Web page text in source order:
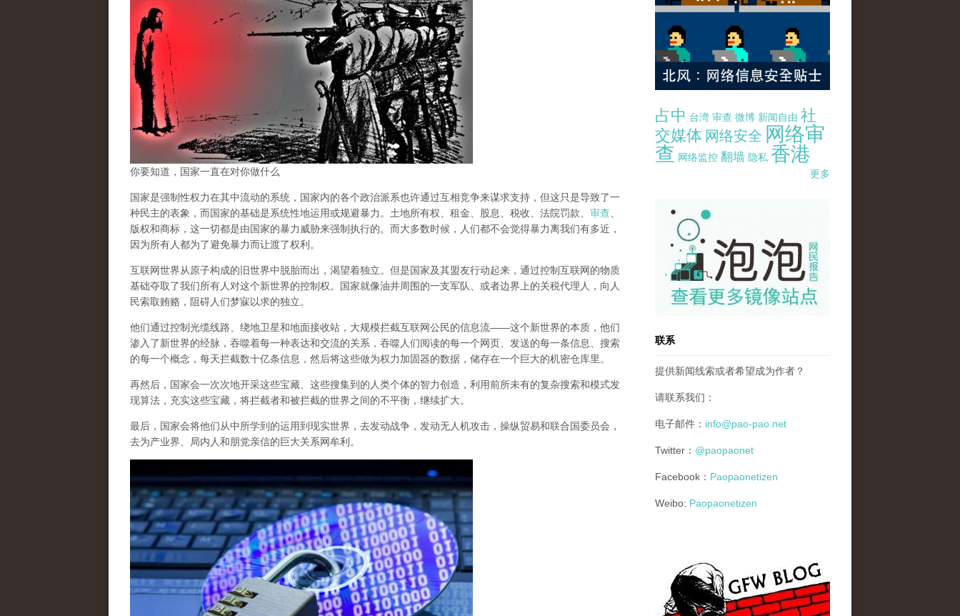
你要知道，国家一直在对你做什么
国家是强制性权力在其中流动的系统，国家内的各个政治派系也许通过互相竞争来谋求支持，但这只是导致了一
种民主的表象，而国家的基础是系统性地运用或规避暴力。土地所有权、租金、股息、税收、法院罚款、 审查
版权和商标，这一切都是由国家的暴力威胁来强制执行的。而大多数时候，人们都不会觉得暴力离我们有多近，
因为所有人都为了避免暴力而让渡了权利。
互联网世界从原子构成的旧世界中脱胎而出，渴望着独立。但是国家及其盟友行动起来，通过控制互联网的物质
基础夺取了我们所有人对这个新世界的控制权。国家就像油井周围的一支军队、或者边界上的关税代理人，向人
民索取贿赂，阻碍人们梦寐以求的独立。
他们通过控制光缆线路、绕地卫星和地面接收站，大规模拦截互联网公民的信息流——这个新世界的本质，他们
渗入了新世界的经脉，吞噬着每一种表达和交流的关系，吞噬人们阅读的每一个网页、发送的每一条信息、搜索
的每一个概念，每天拦截数十亿条信息，然后将这些做为权力加固器的数据，储存在一个巨大的机密仓库里。
再然后，国家会一次次地开采这些宝藏、这些搜集到的人类个体的智力创造，利用前所未有的复杂搜索和模式发
现算法，充实这些宝藏，将拦截者和被拦截的世界之间的不平衡，继续扩大。
最后， 国家会将他们从中所学到的运用到现实世界，去发动战争，发动无人机攻击，操纵贸易和联合国委员会，
去为产业界、局内人和朋党亲信的巨大关系网牟利。
占中 台湾 审查 微博 新闻自由 社
交媒体 网络安全 网络审
查 网络监控 翻墙 隐私 香港
更多
pao-pao-banner-mirror-site-120814.jpg
联系
提供新闻线索或者希望成为作者？
请联系我们：
电子邮件： info@pao-pao.net
Twitter： @paopaonet
Facebook： Paopaonetizen
Weibo: Paopaonetizen
gfw_blog_small.jpg